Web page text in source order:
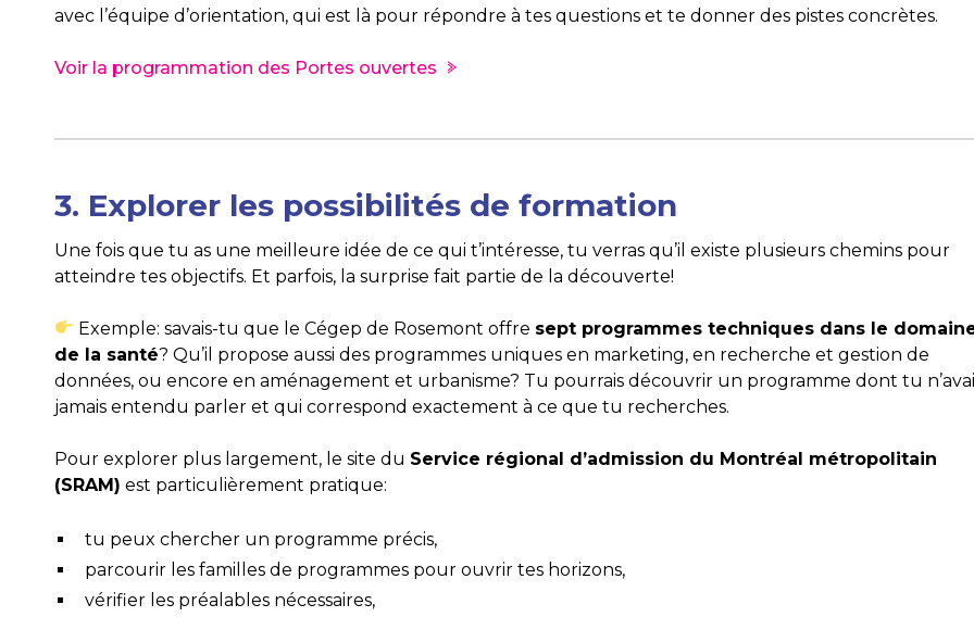
avec l’équipe d’orientation, qui est là pour répondre à tes questions et te donner des pistes concrètes.
Voir la programmation des Portes ouvertes
3. Explorer les possibilités de formation
Une fois que tu as une meilleure idée de ce qui t’intéresse, tu verras qu’il existe plusieurs chemins pour
atteindre tes objectifs. Et parfois, la surprise fait partie de la découverte!
Exemple: savais-tu que le Cégep de Rosemont offre sept programmes techniques dans le
de la santé? Qu’il propose aussi des programmes uniques en marketing, en recherche et gestion de
données, ou encore en aménagement et urbanisme? Tu pourrais découvrir un programme dont tu
jamais entendu parler et qui correspond exactement à ce que tu recherches.
Pour explorer plus largement, le site du Service régional d’admission du Montréal métropolitain
(SRAM) est particulièrement pratique:
tu peux chercher un programme précis,
parcourir les familles de programmes pour ouvrir tes horizons,
vérifier les préalables nécessaires,